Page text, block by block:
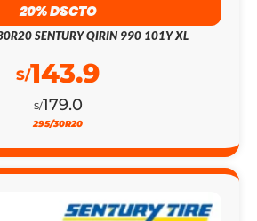
20% DSCTO
SENTURY QIRIN 990 101Y XL
S/179.0
S/143.9
295/30R20